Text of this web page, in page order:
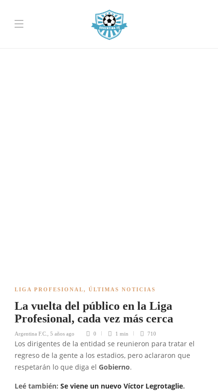
LIGA PROFESIONAL, ÚLTIMAS NOTICIAS
La vuelta del público en la Liga
Profesional, cada vez más cerca
Argentina F.C. 5 años ago 0 1 min 710
Los dirigentes de la entidad se reunieron para tratar el
regreso de la gente a los estadios, pero aclararon que
respetarán lo que diga el Gobierno.
Leé también: Se viene un nuevo Víctor Legrotaglie.